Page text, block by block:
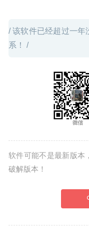
/ 该软件已经超过一年
系！ /
软件可能不是最新版本
破解版本！